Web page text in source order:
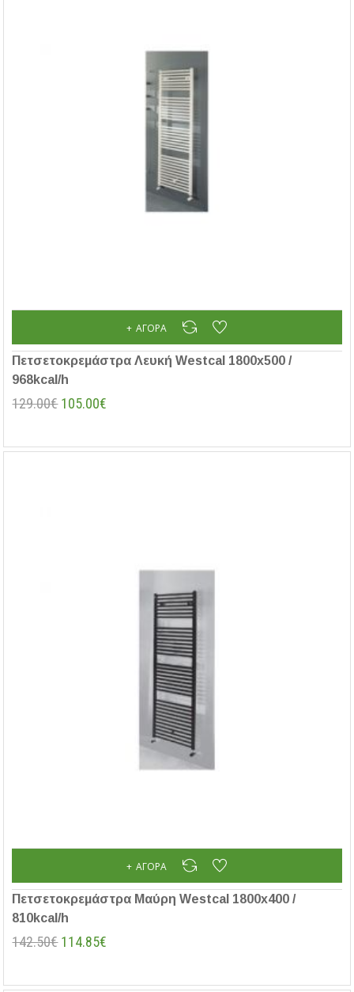
Πετσετοκρεμάστρα Λευκή Westcal 1800x500 /
968kcal/h
129.00€ 105.00€
ΑΓΟΡΆ
Πετσετοκρεμάστρα Μαύρη Westcal 1800x400 /
810kcal/h
142.50€ 114.85€
ΑΓΟΡΆ